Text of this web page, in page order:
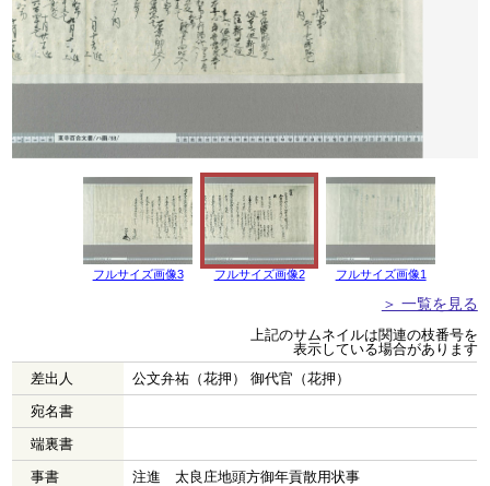
フルサイズ画像3 フルサイズ画像2 フルサイズ画像1
＞ 一覧を見る
上記のサムネイルは関連の枝番号を
表示している場合があります
差出人
公文弁祐（花押） 御代官（花押）
宛名書
端裏書
事書
注進 太良庄地頭方御年貢散用状事